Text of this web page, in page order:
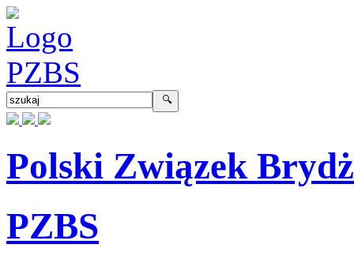
Polski Związek
PZBS